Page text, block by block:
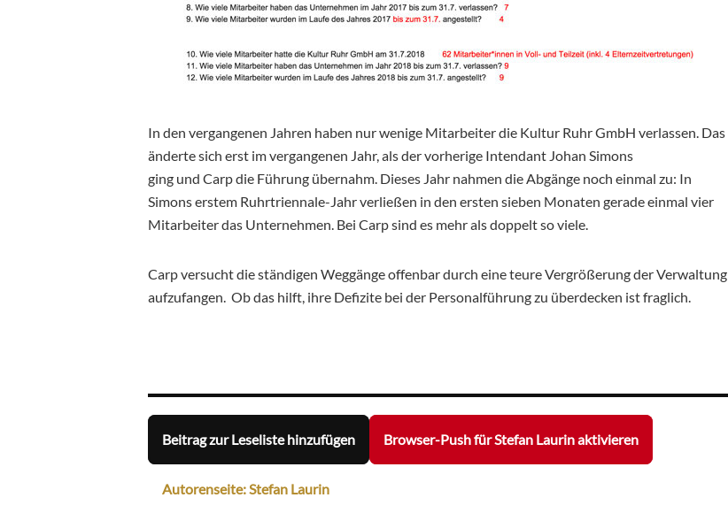
In den vergangenen Jahren haben nur wenige Mitarbeiter die Kultur Ruhr GmbH verlassen. Das
änderte sich erst im vergangenen Jahr, als der vorherige Intendant Johan Simons
ging und Carp die Führung übernahm. Dieses Jahr nahmen die Abgänge noch einmal zu: In
Simons erstem Ruhrtriennale-Jahr verließen in den ersten sieben Monaten gerade einmal vier
Mitarbeiter das Unternehmen. Bei Carp sind es mehr als doppelt so viele.
Carp versucht die ständigen Weggänge offenbar durch eine teure Vergrößerung der Verwaltung
aufzufangen. Ob das hilft, ihre Defizite bei der Personalführung zu überdecken ist fraglich.
Beitrag zur Leseliste hinzufügen Browser-Push für Stefan Laurin aktivieren
Autorenseite: Stefan Laurin